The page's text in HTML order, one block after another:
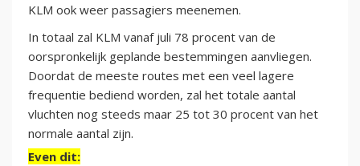
KLM ook weer passagiers meenemen.
In totaal zal KLM vanaf juli 78 procent van de
oorspronkelijk geplande bestemmingen aanvliegen.
Doordat de meeste routes met een veel lagere
frequentie bediend worden, zal het totale aantal
vluchten nog steeds maar 25 tot 30 procent van het
normale aantal zijn.
Even dit: